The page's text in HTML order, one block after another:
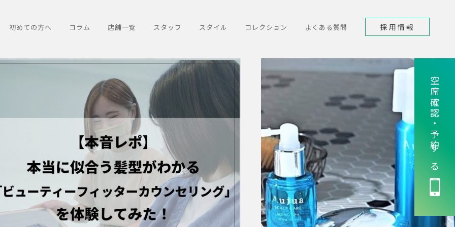
初めての方へ コラム 店舗一覧 スタッフ スタイル コレクション よくある質問 採用情報
空席確認・予約する